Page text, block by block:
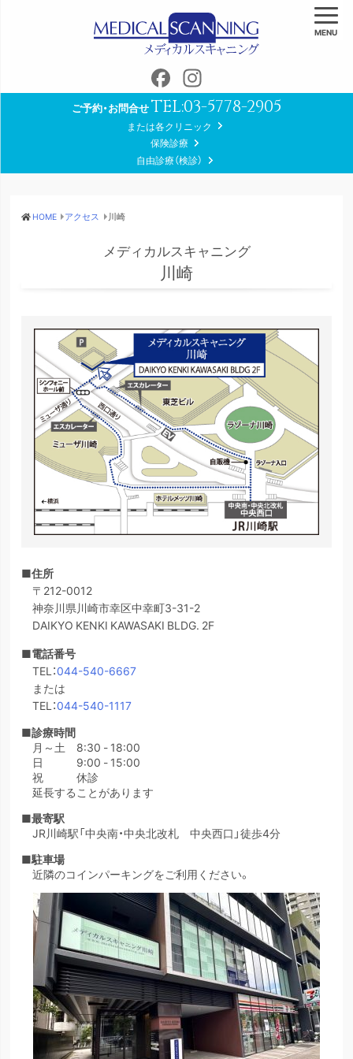
Facebook
ご予約・お問合せTEL:03-5778-2905
または各クリニック
保険診療
自由診療（検診）
MENU
HOME アクセス 川崎
メディカルスキャニング
川崎
■住所
〒212-0012
神奈川県川崎市幸区中幸町3-31-2
DAIKYO KENKI KAWASAKI BLDG. 2F
■電話番号
TEL：044-540-6667
または
TEL：044-540-1117
■診療時間
月～土 8:30 - 18:00
日 9:00 - 15:00
祝 休診
延長することがあります
■最寄駅
JR川崎駅「中央南・中央北改札 中央西口」徒歩4分
■駐車場
近隣のコインパーキングをご利用ください。